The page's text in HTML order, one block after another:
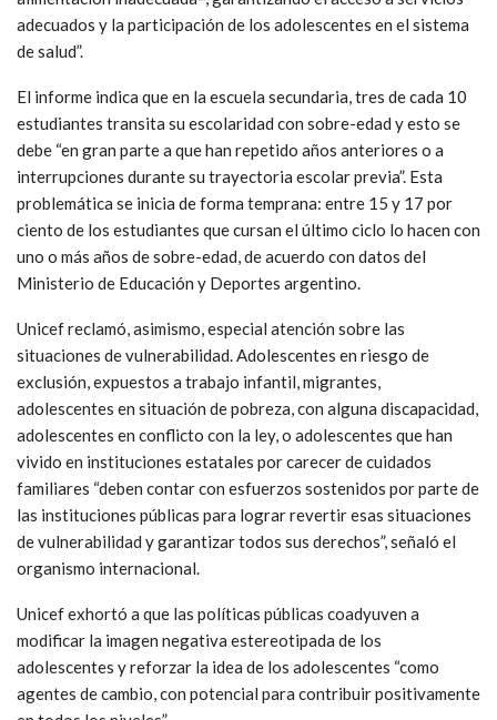
adecuados y la participación de los adolescentes en el sistema
de salud”.
El informe indica que en la escuela secundaria, tres de cada 10
estudiantes transita su escolaridad con sobre-edad y esto se
debe “en gran parte a que han repetido años anteriores o a
interrupciones durante su trayectoria escolar previa”. Esta
problemática se inicia de forma temprana: entre 15 y 17 por
ciento de los estudiantes que cursan el último ciclo lo hacen con
uno o más años de sobre-edad, de acuerdo con datos del
Ministerio de Educación y Deportes argentino.
Unicef reclamó, asimismo, especial atención sobre las
situaciones de vulnerabilidad. Adolescentes en riesgo de
exclusión, expuestos a trabajo infantil, migrantes,
adolescentes en situación de pobreza, con alguna discapacidad,
adolescentes en conflicto con la ley, o adolescentes que han
vivido en instituciones estatales por carecer de cuidados
familiares “deben contar con esfuerzos sostenidos por parte de
las instituciones públicas para lograr revertir esas situaciones
de vulnerabilidad y garantizar todos sus derechos”, señaló el
organismo internacional.
Unicef exhortó a que las políticas públicas coadyuven a
modificar la imagen negativa estereotipada de los
adolescentes y reforzar la idea de los adolescentes “como
agentes de cambio, con potencial para contribuir positivamente